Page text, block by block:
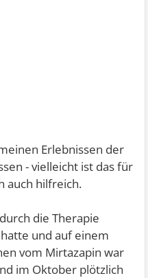
Erlebnissen der
- vielleicht ist das für
auch hilfreich.
die Therapie
und auf einem
vom Mirtazapin war
im Oktober plötzlich